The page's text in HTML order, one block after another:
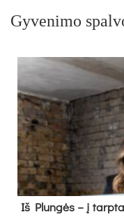
Gyvenimo
Iš Plungės – į